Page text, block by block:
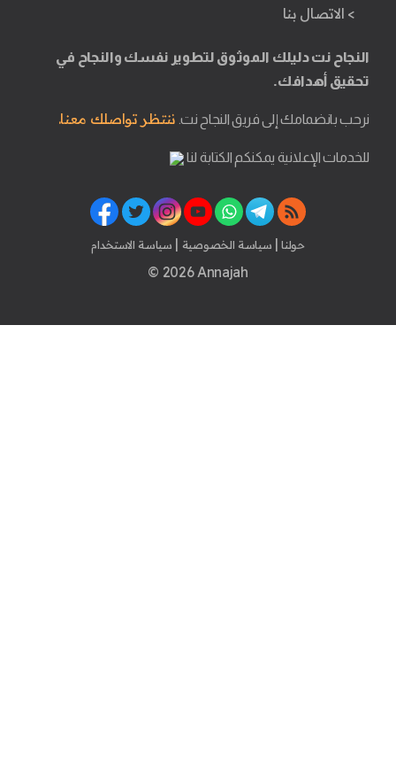
> الاتصال بنا
النجاح نت دليلك الموثوق لتطوير نفسك والنجاح في
تحقيق أهدافك.
نرحب بانضمامك إلى فريق النجاح نت. ننتظر تواصلك معنا.
للخدمات الإعلانية يمكنكم الكتابة لنا
حولنا | سياسة الخصوصية | سياسة الاستخدام
© 2026 Annajah